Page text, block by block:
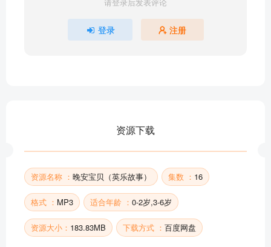
登录 注册
资源下载
资源名称 ： 晚安宝贝（英乐故事） 集数 ： 16
格式 ： MP3 适合年龄 ： 0-2岁,3-6岁
资源大小： 183.83MB 下载方式 ： 百度网盘